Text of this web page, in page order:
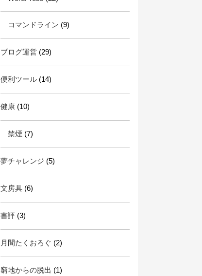
コマンドライン (9)
ブログ運営 (29)
便利ツール (14)
健康 (10)
禁煙 (7)
夢チャレンジ (5)
文房具 (6)
書評 (3)
月間たくおろぐ (2)
窮地からの脱出 (1)